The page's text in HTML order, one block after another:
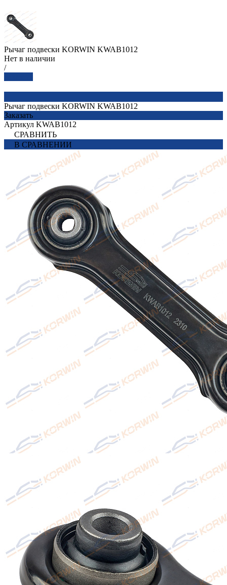
Рычаг подвески KORWIN KWAB1012
Нет в наличии
/
Рычаг подвески KORWIN KWAB1012
Заказать
Артикул KWAB1012
СРАВНИТЬ
В СРАВНЕНИИ